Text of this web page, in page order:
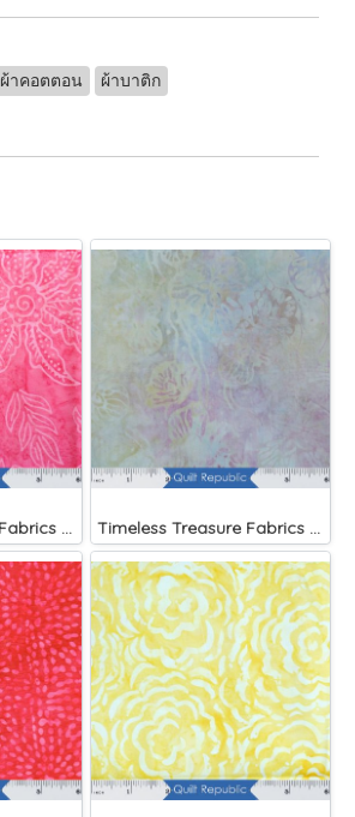
ผ้าคอตตอน ผ้าบาติก
Timeless Treasure Fabrics Tonga Batiks Brightside Pink Scalloped Flower Timeless Treasure Fabrics Tonga Batiks Mariposa Celular Tropical Flowers Mist